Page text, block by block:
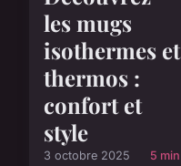
les mugs
isothermes et
thermos :
confort et
style
3 octobre 2025 5 min